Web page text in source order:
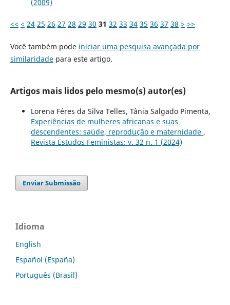
(2009)
<< < 24 25 26 27 28 29 30 31 32 33 34 35 36 37 38 > >>
Você também pode iniciar uma pesquisa avançada por
similaridadepara este artigo.
Artigos mais lidos pelo mesmo(s) autor(es)
Lorena Féres da Silva Telles, Tânia Salgado Pimenta,
Experiências de mulheres africanas e suas
descendentes: saúde, reprodução e maternidade ,
Revista Estudos Feministas: v. 32 n. 1 (2024)
Enviar Submissão
Idioma
English
Español (España)
Português (Brasil)